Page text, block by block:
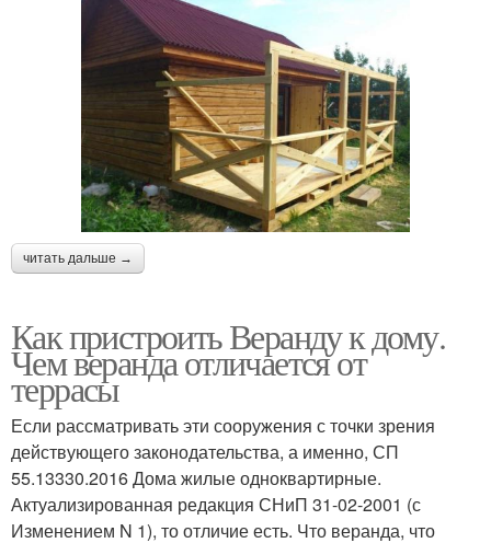
читать дальше →
Как пристроить Веранду к дому.
Чем веранда отличается от
террасы
Если рассматривать эти сооружения с точки зрения
действующего законодательства, а именно, СП
55.13330.2016 Дома жилые одноквартирные.
Актуализированная редакция СНиП 31-02-2001 (с
Изменением N 1), то отличие есть. Что веранда, что